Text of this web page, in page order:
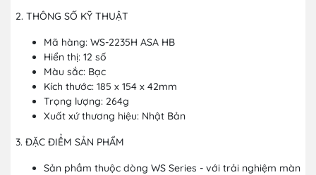
2. THÔNG SỐ KỸ THUẬT
Mã hàng: WS-2235H ASA HB
Hiển thị: 12 số
Màu sắc: Bạc
Kích thước: 185 x 154 x 42mm
Trọng lượng: 264g
Xuất xứ thương hiệu: Nhật Bản
3. ĐẶC ĐIỂM SẢN PHẨM
Sản phầm thuộc dòng WS Series - với trải nghiệm màn